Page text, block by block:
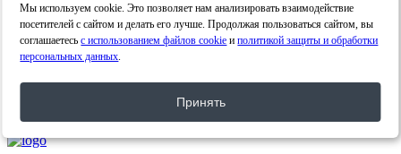
Политика в отношении обработки персональных
данных
© 2021 - 2026. Все права защищены.
Мы используем cookie. Это позволяет нам анализировать взаимодействие
посетителей с сайтом и делать его лучше. Продолжая пользоваться сайтом, вы
соглашаетесьс использованием файлов cookie иполитикой защиты и обработки
персональных данных.
Принять